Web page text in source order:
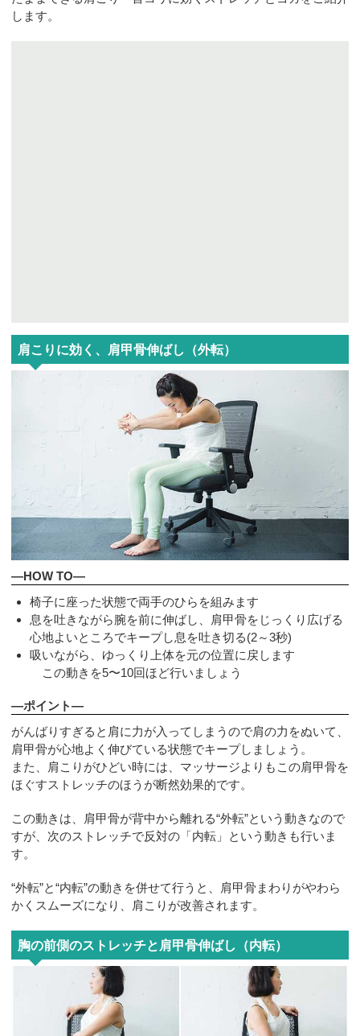
します。
肩こりに効く、肩甲骨伸ばし（外転）
—HOW TO—
椅子に座った状態で両手のひらを組みます
息を吐きながら腕を前に伸ばし、肩甲骨をじっくり広げる
心地よいところでキープし息を吐き切る(2～3秒)
吸いながら、ゆっくり上体を元の位置に戻します
この動きを5〜10回ほど行いましょう
—ポイント—
がんばりすぎると肩に力が入ってしまうので肩の力をぬいて、
肩甲骨が心地よく伸びている状態でキープしましょう。
また、肩こりがひどい時には、マッサージよりもこの肩甲骨を
ほぐすストレッチのほうが断然効果的です。
この動きは、肩甲骨が背中から離れる“外転”という動きなので
すが、次のストレッチで反対の「内転」という動きも行いま
す。
“外転”と“内転”の動きを併せて行うと、肩甲骨まわりがやわら
かくスムーズになり、肩こりが改善されます。
胸の前側のストレッチと肩甲骨伸ばし（内転）